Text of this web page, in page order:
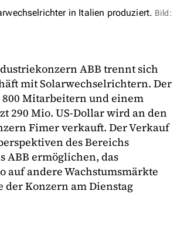
in Italien produziert. Bild:
ABB trennt sich
mit Solarwechselrichtern. Der
Mitarbeitern und einem
290 Mio. US-Dollar wird an den
Fimer verkauft. Der Verkauf
des Bereichs
ABB ermöglichen, das
auf andere Wachstumsmärkte
der Konzern am Dienstag